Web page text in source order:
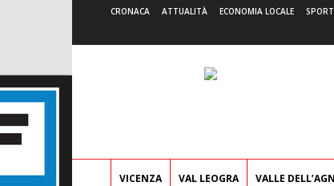
CRONACA ATTUALITÀ ECONOMIA LOCALE
VICENZA VAL LEOGRA VALLE